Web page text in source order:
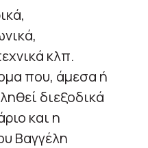
κλπ.
που, άμεσα ή
διεξοδικά
και η
Βαγγέλη